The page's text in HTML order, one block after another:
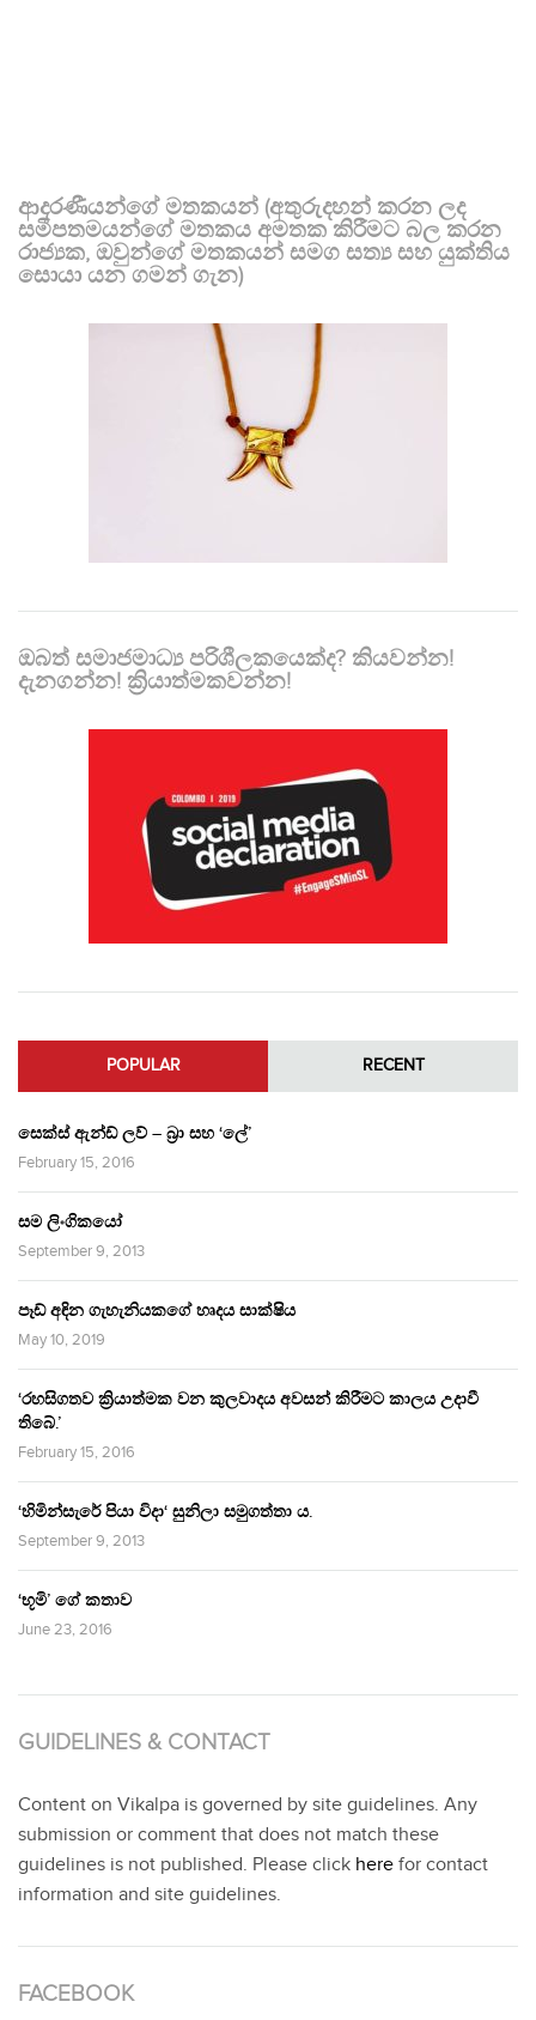
ආදරණීයන්ගේ මතකයන් (අතුරුදහන් කරන ලද
සමීපතමයන්ගේ මතකය අමතක කිරීමට බල කරන
රාජ්‍යක, ඔවුන්ගේ මතකයන් සමග සත්‍ය සහ යුක්තිය
සොයා යන ගමන් ගැන)
ඔබත් සමාජමාධ්‍ය පරිශීලකයෙක්ද? කියවන්න!
දැනගන්න! ක්‍රියාත්මකවන්න!
POPULAR RECENT
සෙක්ස් ඇන්ඩ් ලව් – බ්‍රා සහ ‘ලේ’
February 15, 2016
සම ලිංගිකයෝ
September 9, 2013
පෑඩ් අඳින ගැහැනියකගේ හෘදය සාක්ෂිය
May 10, 2019
‘රහසිගතව ක්‍රියාත්මක වන කුලවාදය අවසන් කිරීමට කාලය උදාවී
තිබේ.’
February 15, 2016
‘හිමින්සැරේ පියා විදා‘ සුනිලා සමුගත්තා ය.
September 9, 2013
‘භූමි’ ගේ කතාව
June 23, 2016
GUIDELINES & CONTACT
Content on Vikalpa is governed by site guidelines. Any
submission or comment that does not match these
guidelines is not published. Please click here for contact
information and site guidelines.
FACEBOOK